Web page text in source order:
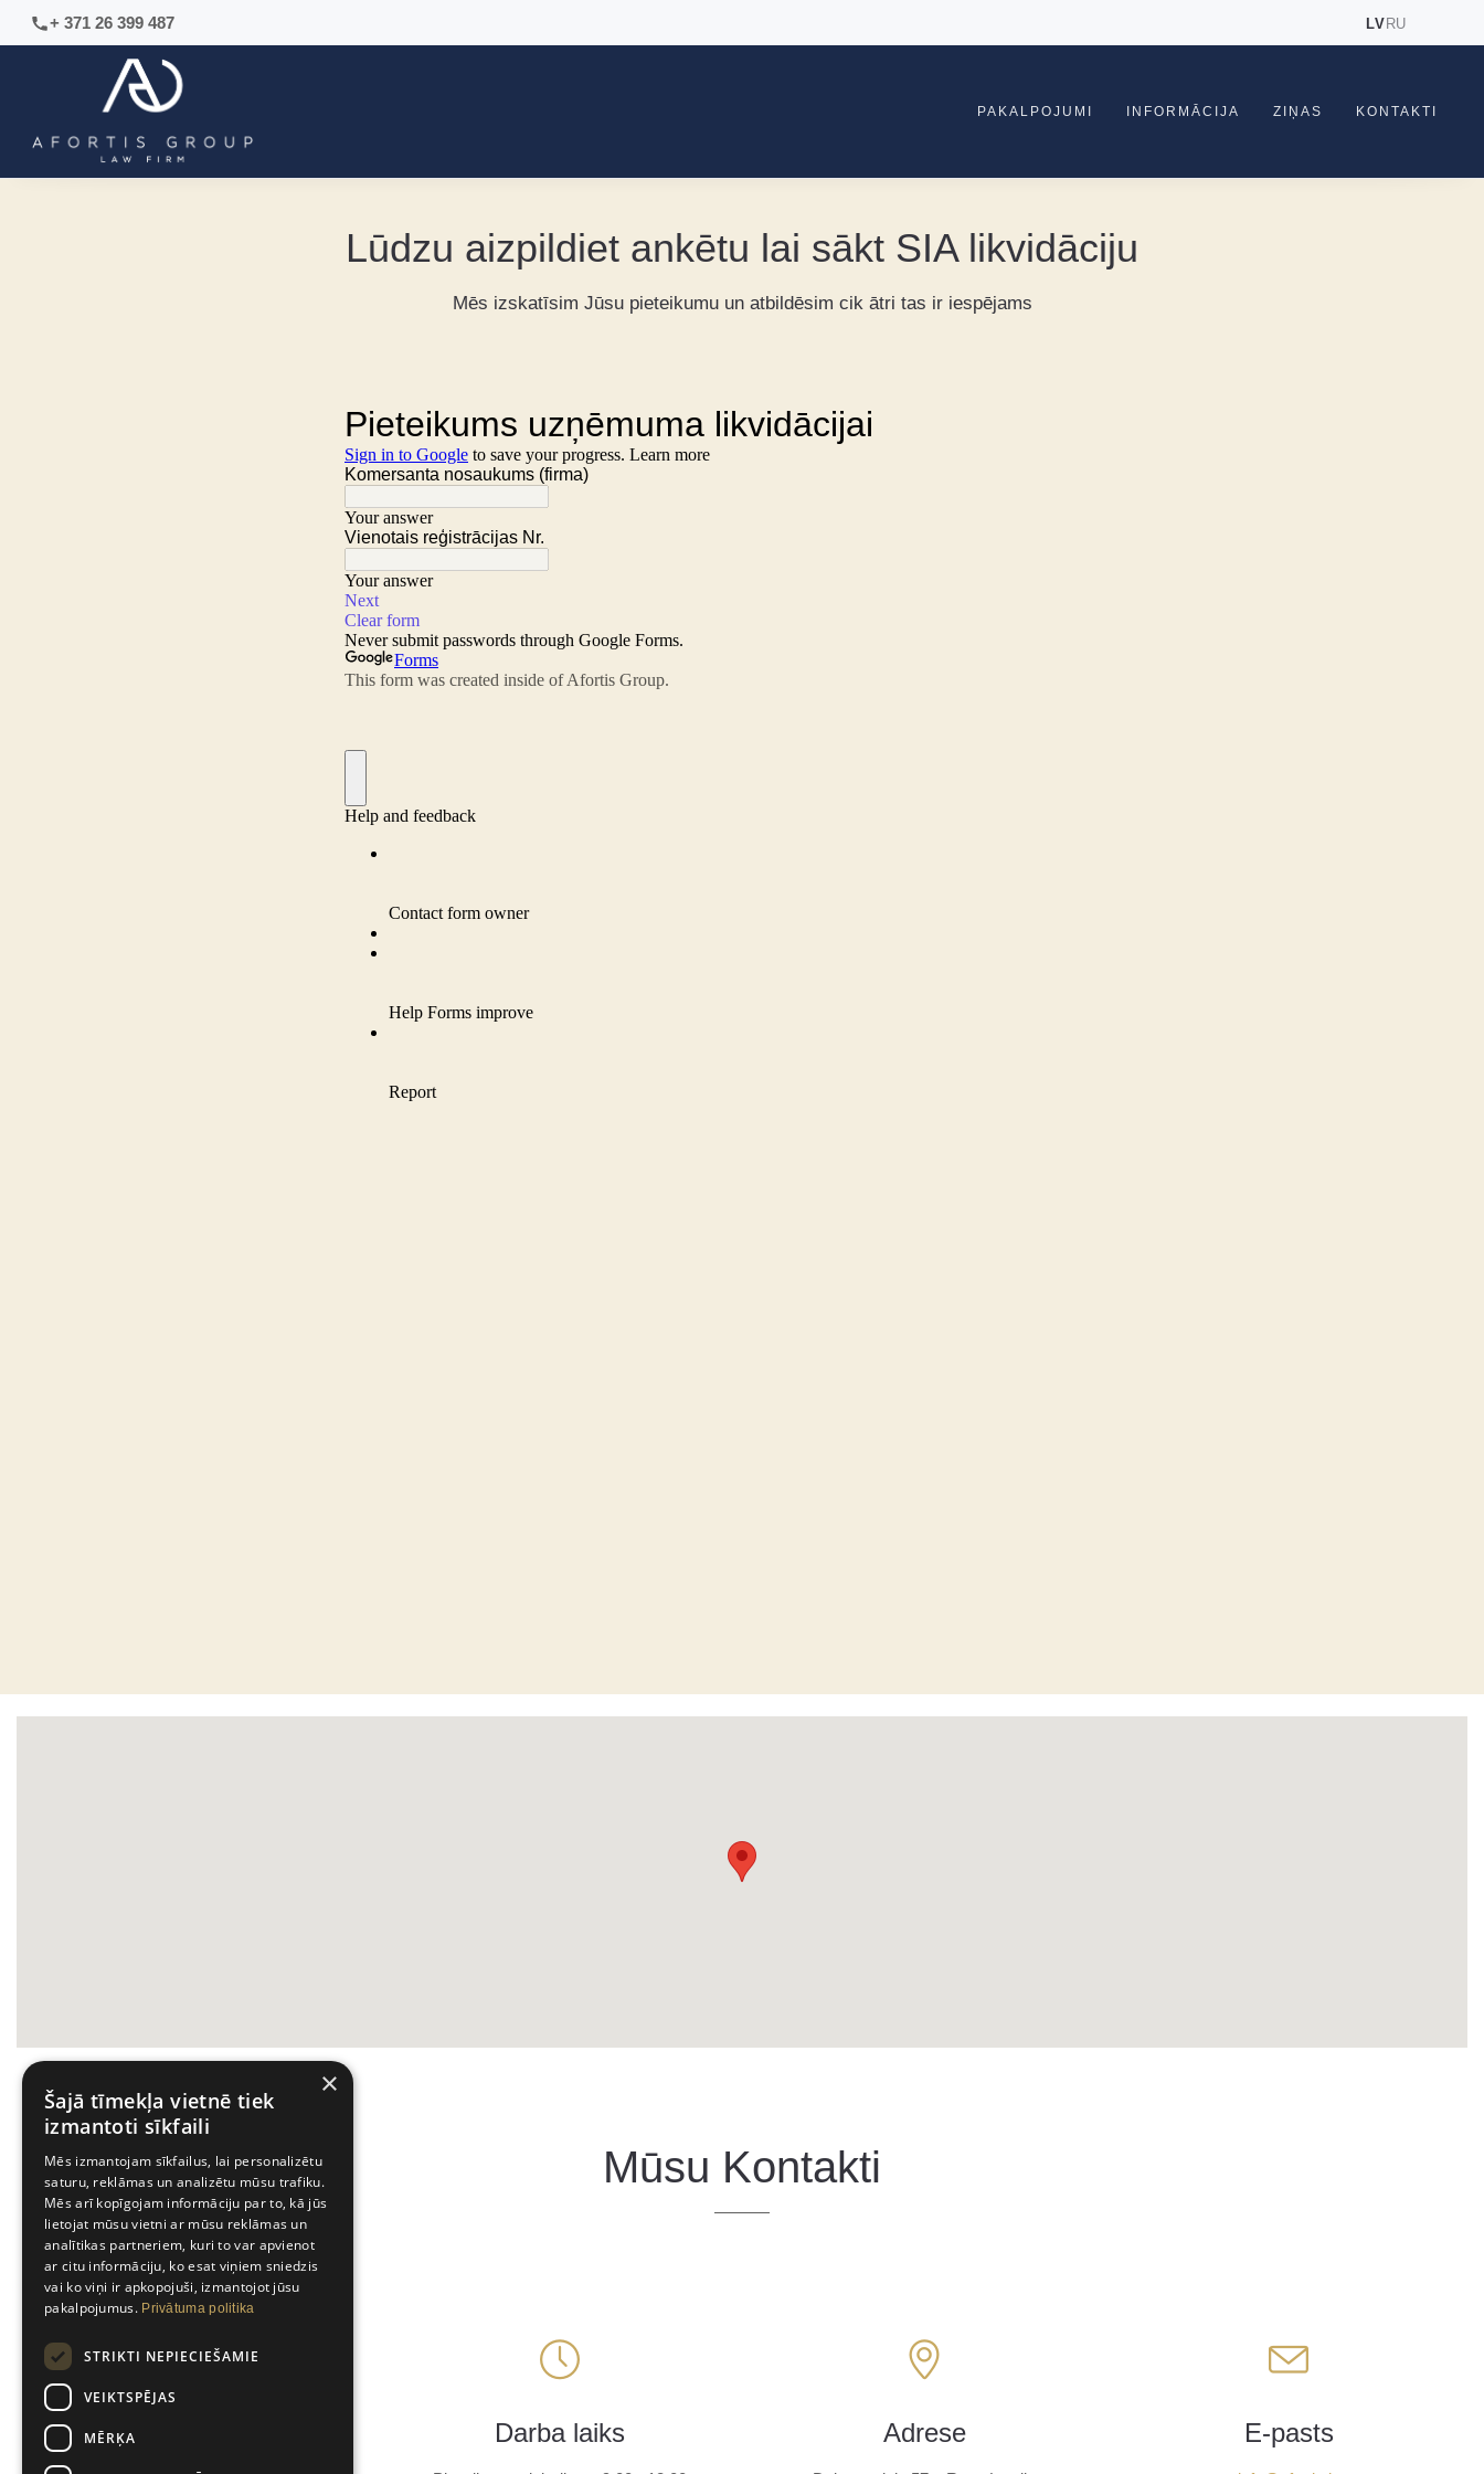
+ 371 26 399 487 LV RU
PAKALPOJUMI INFORMĀCIJA ZIŅAS KONTAKTI
Lūdzu aizpildiet ankētu lai sākt SIA likvidāciju
Mēs izskatīsim Jūsu pieteikumu un atbildēsim cik ātri tas ir iespējams
Mūsu Kontakti
Tālruņa numurs Darba laiks Adrese E-pasts
×
Šajā tīmekļa vietnē tiek
izmantoti sīkfaili
Mēs izmantojam sīkfailus, lai personalizētu
saturu, reklāmas un analizētu mūsu trafiku.
Mēs arī kopīgojam informāciju par to, kā jūs
lietojat mūsu vietni ar mūsu reklāmas un
analītikas partneriem, kuri to var apvienot
ar citu informāciju, ko esat viņiem sniedzis
vai ko viņi ir apkopojuši, izmantojot jūsu
pakalpojumus. Privātuma politika
STRIKTI NEPIECIEŠAMIE
VEIKTSPĒJAS
MĒRĶA